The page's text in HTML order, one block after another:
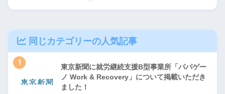
同じカテゴリーの人気記事
1
東京新聞に就労継続支援B型事業所「パパゲー
ノ Work & Recovery」について掲載いただき
ました！